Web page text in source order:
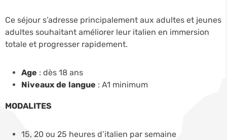
Ce séjour s’adresse principalement aux adultes et jeunes
adultes souhaitant améliorer leur italien en immersion
totale et progresser rapidement.
Age : dès 18 ans
Niveaux de langue : A1 minimum
MODALITES
15, 20 ou 25 heures d’italien par semaine